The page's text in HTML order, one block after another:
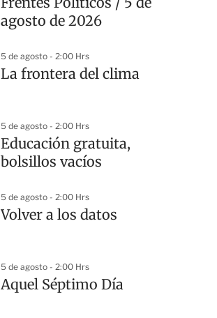
agosto de 2026
5 de agosto - 2:00 Hrs
La frontera del clima
5 de agosto - 2:00 Hrs
Educación gratuita,
bolsillos vacíos
5 de agosto - 2:00 Hrs
Volver a los datos
5 de agosto - 2:00 Hrs
Aquel Séptimo Día